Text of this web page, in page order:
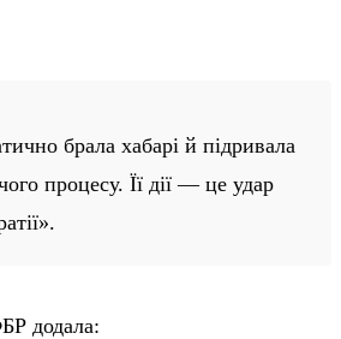
брала хабарі й підривала
процесу. Її дії — це удар
додала: